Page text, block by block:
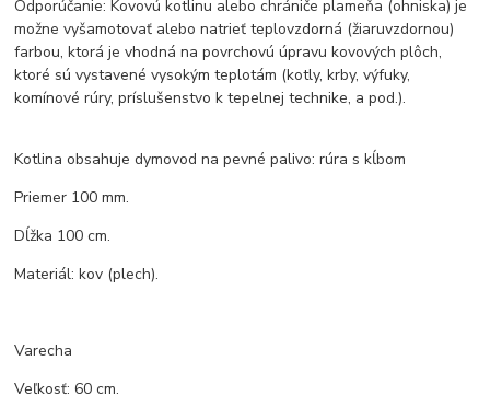
Odporúčanie: Kovovú kotlinu alebo chrániče plameňa (ohniska) je
možne vyšamotovať alebo natrieť teplovzdorná (žiaruvzdornou)
farbou, ktorá je vhodná na povrchovú úpravu kovových plôch,
ktoré sú vystavené vysokým teplotám (kotly, krby, výfuky,
komínové rúry, príslušenstvo k tepelnej technike, a pod.).
Kotlina obsahuje dymovod na pevné palivo: rúra s kĺbom
Priemer 100 mm.
Dĺžka 100 cm.
Materiál: kov (plech).
Varecha
Veľkosť: 60 cm.